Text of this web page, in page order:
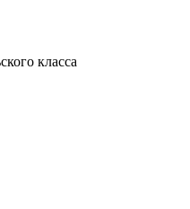
класса